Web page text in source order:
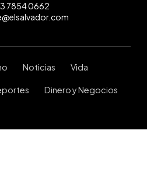
7854 0662
Noticias Vida
Dinero y Negocios